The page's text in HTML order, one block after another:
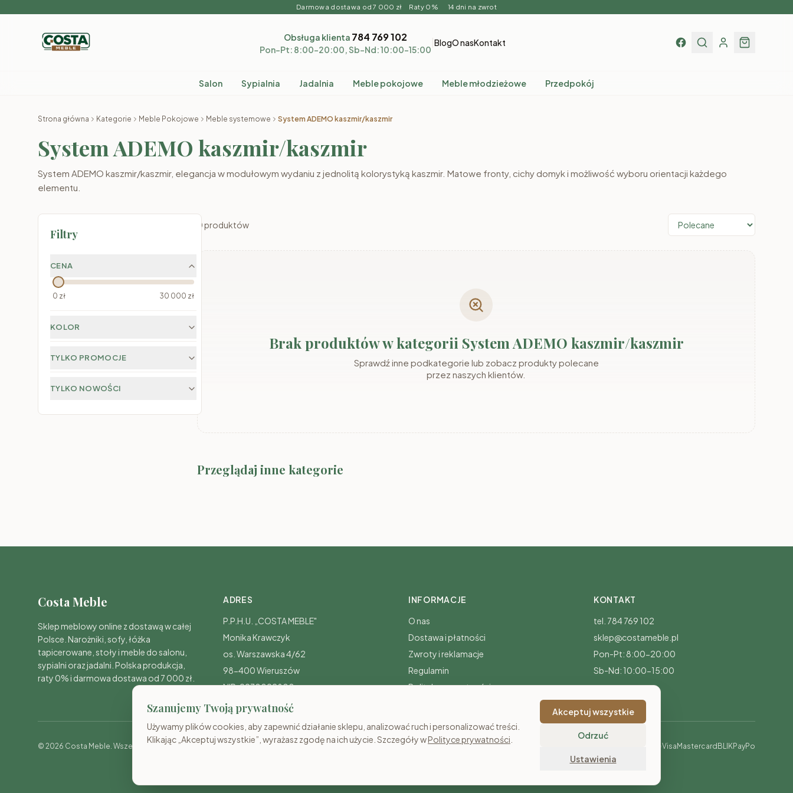
Darmowa dostawa od 7 000 zł Raty 0% 14 dni na zwrot
Obsługa klienta 784 769 102
Pon–Pt: 8:00–20:00, Sb–Nd: 10:00–15:00
BlogO nasKontakt
Salon Sypialnia Jadalnia Meble pokojowe Meble młodzieżowe Przedpokój
Strona główna Kategorie Meble Pokojowe Meble systemowe System ADEMO kaszmir/kaszmir
System ADEMO kaszmir/kaszmir
System ADEMO kaszmir/kaszmir, elegancja w modułowym wydaniu z jednolitą kolorystyką kaszmir. Matowe fronty, cichy domyk i możliwość wyboru orientacji każdego
elementu.
Filtry
CENA
0 zł 30 000 zł
KOLOR
TYLKO PROMOCJE
TYLKO NOWOŚCI
0produktów
Brak produktów w kategorii System ADEMO kaszmir/kaszmir
Sprawdź inne podkategorie lub zobacz produkty polecane
przez naszych klientów.
Przeglądaj inne kategorie
System Marco-2
Kolory
System MARLY
kaszmir/szary
Costa Meble
Sklep meblowy online z dostawą w całej
Polsce. Narożniki, sofy, łóżka
tapicerowane, stoły i meble do salonu,
sypialni oraz jadalni. Polska produkcja,
raty 0% i darmowa dostawa od 7 000 zł.
ADRES
P.P.H.U. „COSTA MEBLE"
Monika Krawczyk
os. Warszawska 4/62
98-400 Wieruszów
NIP: 9970092800
INFORMACJE
O nas
Dostawa i płatności
Zwroty i reklamacje
Regulamin
Polityka prywatności
KONTAKT
tel. 784 769 102
sklep@costameble.pl
Pon-Pt: 8:00-20:00
Sb-Nd: 10:00-15:00
© 2026 Costa Meble. Wszelkie prawa zastrzeżone. Visa Mastercard BLIKPayPo
Szanujemy Twoją prywatność
Używamy plików cookies, aby zapewnić działanie sklepu, analizować ruch i personalizować treści.
Klikając „Akceptuj wszystkie”, wyrażasz zgodę na ich użycie. Szczegóły wPolityce prywatności
Akceptuj wszystkie
Odrzuć
Ustawienia